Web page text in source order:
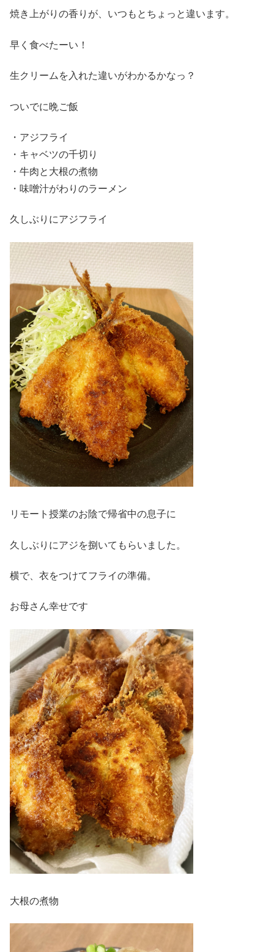
焼き上がりの香りが、いつもとちょっと違います。
早く食べたーい！
生クリームを入れた違いがわかるかなっ？
ついでに晩ご飯
・アジフライ
・キャベツの千切り
・牛肉と大根の煮物
・味噌汁がわりのラーメン
久しぶりにアジフライ
リモート授業のお陰で帰省中の息子に
久しぶりにアジを捌いてもらいました。
横で、衣をつけてフライの準備。
お母さん幸せです
大根の煮物